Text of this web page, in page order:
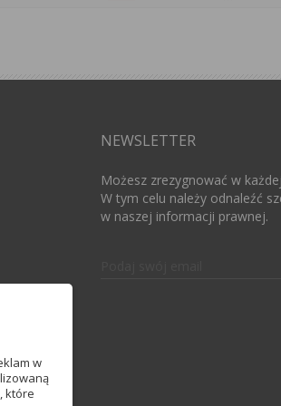
NEWSLETTER
Możesz zrezygnować w
W tym celu należy odnaleźć
w naszej informacji prawnej.
w
które